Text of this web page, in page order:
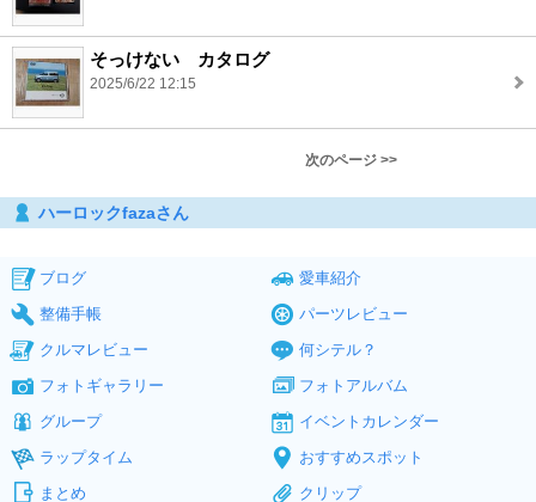
そっけない カタログ
2025/6/22 12:15
次のページ >>
ハーロックfazaさん
ブログ
愛車紹介
整備手帳
パーツレビュー
クルマレビュー
何シテル？
フォトギャラリー
フォトアルバム
グループ
イベントカレンダー
ラップタイム
おすすめスポット
まとめ
クリップ